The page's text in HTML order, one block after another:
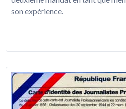
son expérience.